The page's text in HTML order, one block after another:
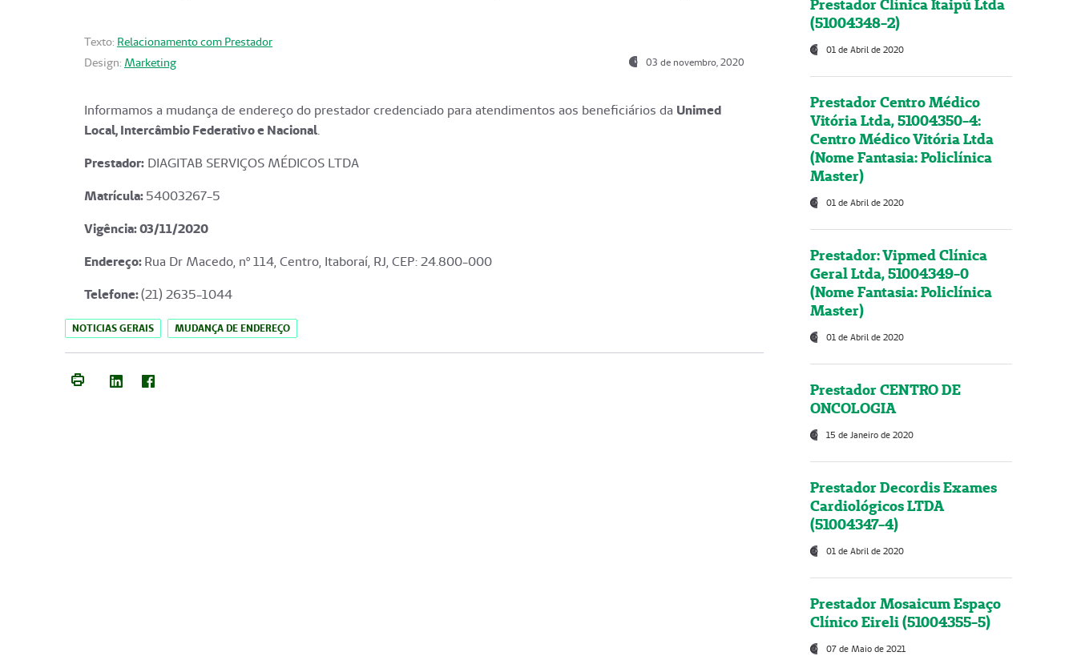
Texto: Relacionamento com Prestador
Design: Marketing 03 de novembro, 2020
Informamos a mudança de endereço do prestador credenciado para atendimentos aos beneficiários da Unimed
Local, Intercâmbio Federativo e Nacional.
Prestador: DIAGITAB SERVIÇOS MÉDICOS LTDA
Matrícula:54003267-5
Vigência: 03/11/2020
Endereço:Rua Dr Macedo, nº 114, Centro, Itaboraí, RJ, CEP: 24.800-000
Telefone:(21) 2635-1044
NOTICIAS GERAIS MUDANÇA DE ENDEREÇO
Prestador Clínica Itaipú Ltda
(51004348-2)
01 de Abril de 2020
Prestador Centro Médico
Vitória Ltda, 51004350-4:
Centro Médico Vitória Ltda
(Nome Fantasia: Policlínica
Master)
01 de Abril de 2020
Prestador: Vipmed Clínica
Geral Ltda, 51004349-0
(Nome Fantasia: Policlínica
Master)
01 de Abril de 2020
Prestador CENTRO DE
ONCOLOGIA
15 de Janeiro de 2020
Prestador Decordis Exames
Cardiológicos LTDA
(51004347-4)
01 de Abril de 2020
Prestador Mosaicum Espaço
Clínico Eireli (51004355-5)
07 de Maio de 2021